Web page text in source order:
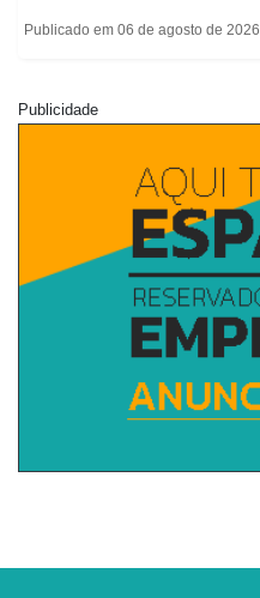
Publicado em 06 de agosto de 2026
Publicidade